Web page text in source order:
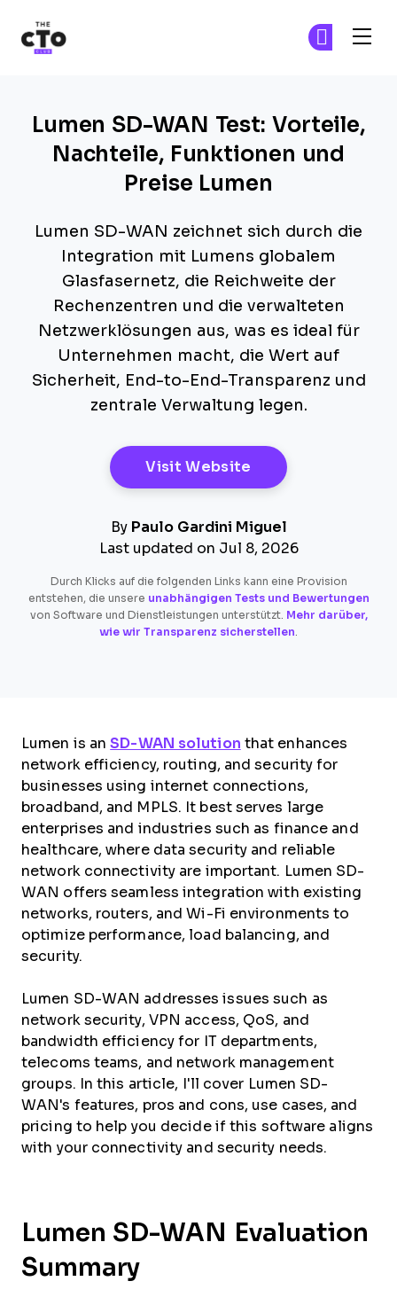
Lumen SD-WAN Test: Vorteile,
Nachteile, Funktionen und
Preise Lumen
Lumen SD-WAN zeichnet sich durch die
Integration mit Lumens globalem
Glasfasernetz, die Reichweite der
Rechenzentren und die verwalteten
Netzwerklösungen aus, was es ideal für
Unternehmen macht, die Wert auf
Sicherheit, End-to-End-Transparenz und
zentrale Verwaltung legen.
Visit Website Opens New
By Paulo Gardini Miguel
Last updated on Jul 8, 2026
Durch Klicks auf die folgenden Links kann eine Provision
entstehen, die unsere unabhängigen Tests und Bewertungen
von Software und Dienstleistungen unterstützt. Mehr darüber,
wie wir Transparenz sicherstellen.
Lumen is anSD-WAN solution that enhances
network efficiency, routing, and security for
businesses using internet connections,
broadband, and MPLS. It best serves large
enterprises and industries such as finance and
healthcare, where data security and reliable
network connectivity are important. Lumen SD-
WAN offers seamless integration with existing
networks, routers, and Wi-Fi environments to
optimize performance, load balancing, and
security.
Lumen SD-WAN addresses issues such as
network security, VPN access, QoS, and
bandwidth efficiency for IT departments,
telecoms teams, and network management
groups. In this article, I'll cover Lumen SD-
WAN's features, pros and cons, use cases, and
pricing to help you decide if this software aligns
with your connectivity and security needs.
Lumen SD-WAN Evaluation
Summary